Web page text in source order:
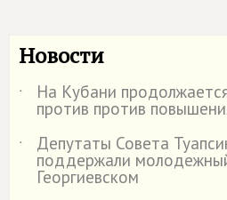
Новости
˙ На Кубани
против против
˙
Депутаты Совета
поддержали
Георгиевском